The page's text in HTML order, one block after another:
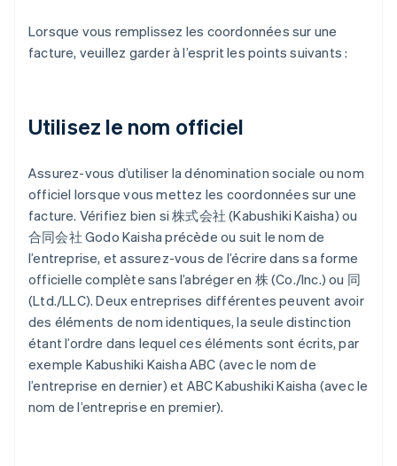
Lorsque vous remplissez les coordonnées sur une
facture, veuillez garder à l’esprit les points suivants :
Utilisez le nom officiel
Assurez-vous d’utiliser la dénomination sociale ou nom
officiel lorsque vous mettez les coordonnées sur une
facture. Vérifiez bien si 株式会社 (Kabushiki Kaisha) ou
合同会社 Godo Kaisha précède ou suit le nom de
l’entreprise, et assurez-vous de l’écrire dans sa forme
officielle complète sans l’abréger en 株 (Co./Inc.) ou 同
(Ltd./LLC). Deux entreprises différentes peuvent avoir
des éléments de nom identiques, la seule distinction
étant l’ordre dans lequel ces éléments sont écrits, par
exemple Kabushiki Kaisha ABC (avec le nom de
l’entreprise en dernier) et ABC Kabushiki Kaisha (avec le
nom de l’entreprise en premier).